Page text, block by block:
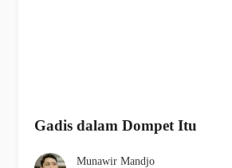
Gadis dalam Dompet Itu
Munawir Mandjo